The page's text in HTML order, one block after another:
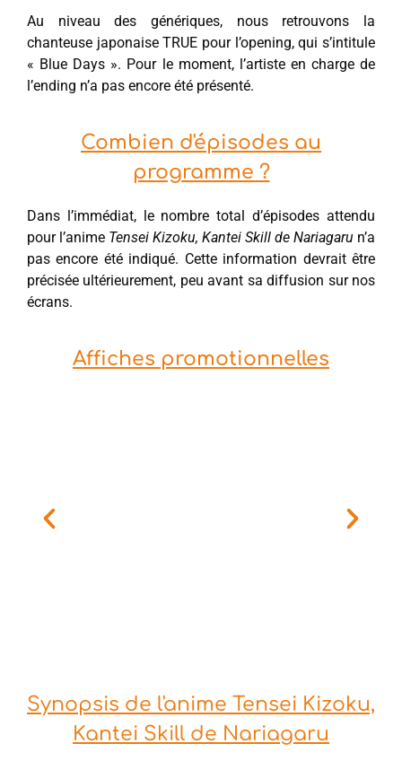
Au niveau des génériques, nous retrouvons la
chanteuse japonaise TRUE pour l’opening, qui s’intitule
« Blue Days ». Pour le moment, l’artiste en charge de
l’ending n’a pas encore été présenté.
Combien d'épisodes au
programme ?
Dans l’immédiat, le nombre total d’épisodes attendu
pour l’anime Tensei Kizoku, Kantei Skill de Nariagaru n’a
pas encore été indiqué. Cette information devrait être
précisée ultérieurement, peu avant sa diffusion sur nos
écrans.
Affiches promotionnelles
Synopsis de l'anime Tensei Kizoku,
Kantei Skill de Nariagaru